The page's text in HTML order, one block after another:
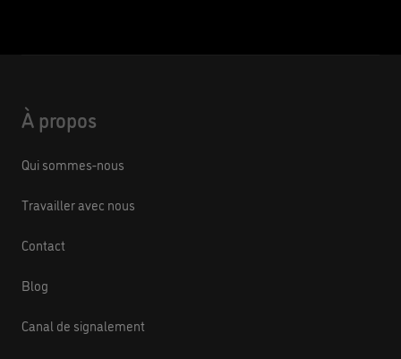
À propos
Qui sommes-nous
Travailler avec nous
Contact
Blog
Canal de signalement